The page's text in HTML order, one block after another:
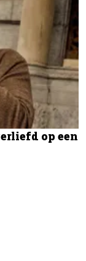
op een